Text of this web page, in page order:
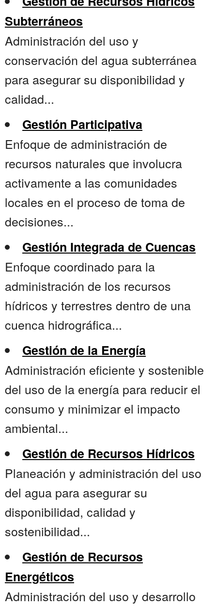
Subterráneos
Administración del uso y
conservación del agua subterránea
para asegurar su disponibilidad y
calidad...
Gestión Participativa
Enfoque de administración de
recursos naturales que involucra
activamente a las comunidades
locales en el proceso de toma de
decisiones...
Gestión Integrada de Cuencas
Enfoque coordinado para la
administración de los recursos
hídricos y terrestres dentro de una
cuenca hidrográfica...
Gestión de la Energía
Administración eficiente y sostenible
del uso de la energía para reducir el
consumo y minimizar el impacto
ambiental...
Gestión de Recursos Hídricos
Planeación y administración del uso
del agua para asegurar su
disponibilidad, calidad y
sostenibilidad...
Gestión de Recursos
Energéticos
Administración del uso y desarrollo